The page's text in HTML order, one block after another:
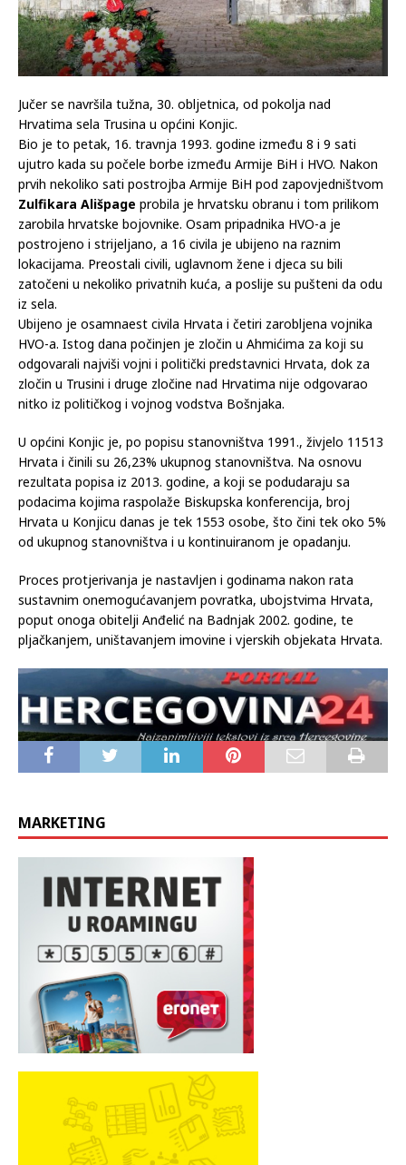
Jučer se navršila tužna, 30. obljetnica, od pokolja nad
Hrvatima sela Trusina u općini Konjic.
Bio je to petak, 16. travnja 1993. godine između 8 i 9 sati
ujutro kada su počele borbe između Armije BiH i HVO. Nakon
prvih nekoliko sati postrojba Armije BiH pod zapovjedništvom
Zulfikara Ališpageprobila je hrvatsku obranu i tom prilikom
zarobila hrvatske bojovnike. Osam pripadnika HVO-a je
postrojeno i strijeljano, a 16 civila je ubijeno na raznim
lokacijama. Preostali civili, uglavnom žene i djeca su bili
zatočeni u nekoliko privatnih kuća, a poslije su pušteni da odu
iz sela.
Ubijeno je osamnaest civila Hrvata i četiri zarobljena vojnika
HVO-a. Istog dana počinjen je zločin u Ahmićima za koji su
odgovarali najviši vojni i politički predstavnici Hrvata, dok za
zločin u Trusini i druge zločine nad Hrvatima nije odgovarao
nitko iz političkog i vojnog vodstva Bošnjaka.
U općini Konjic je, po popisu stanovništva 1991., živjelo 11513
Hrvata i činili su 26,23% ukupnog stanovništva. Na osnovu
rezultata popisa iz 2013. godine, a koji se podudaraju sa
podacima kojima raspolaže Biskupska konferencija, broj
Hrvata u Konjicu danas je tek 1553 osobe, što čini tek oko 5%
od ukupnog stanovništva i u kontinuiranom je opadanju.
Proces protjerivanja je nastavljen i godinama nakon rata
sustavnim onemogućavanjem povratka, ubojstvima Hrvata,
poput onoga obitelji Anđelić na Badnjak 2002. godine, te
pljačkanjem, uništavanjem imovine i vjerskih objekata Hrvata.
MARKETING